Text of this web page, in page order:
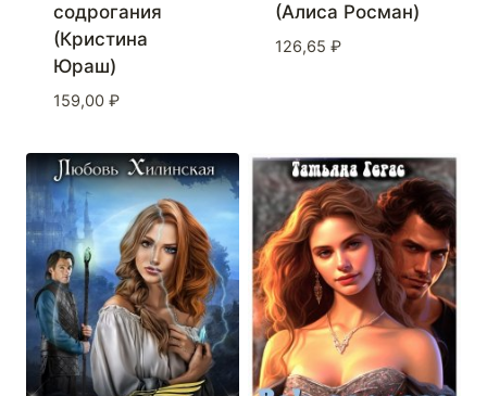
содрогания
(Кристина
Юраш)
159,00 ₽
(Алиса Росман)
126,65 ₽